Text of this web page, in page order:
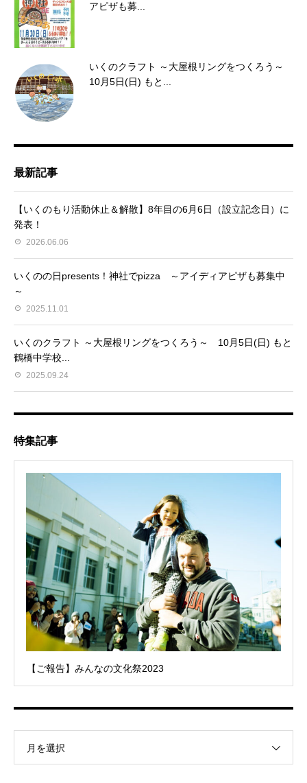
アピザも募...
いくのクラフト ～大屋根リングをつくろう～
10月5日(日) もと...
最新記事
【いくのもり活動休止＆解散】8年目の6月6日（設立記念日）に
発表！
2026.06.06
いくのの日presents！神社でpizza ～アイディアピザも募集中
～
2025.11.01
いくのクラフト ～大屋根リングをつくろう～ 10月5日(日) もと
鶴橋中学校...
2025.09.24
特集記事
【ご報告】みんなの文化祭2023
月を選択